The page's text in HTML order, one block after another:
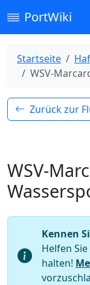
PortWiki
Startseite
WSV-
Zurück zur
WSV-
Kennen
Helfen
halten!